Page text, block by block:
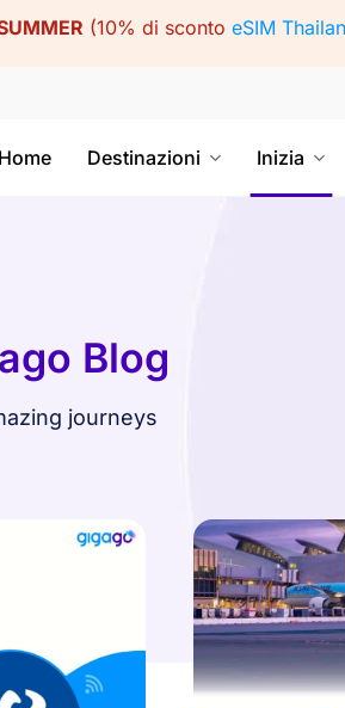
(10% di sconto eSIM
Home Destinazioni Inizia
Blog
journeys